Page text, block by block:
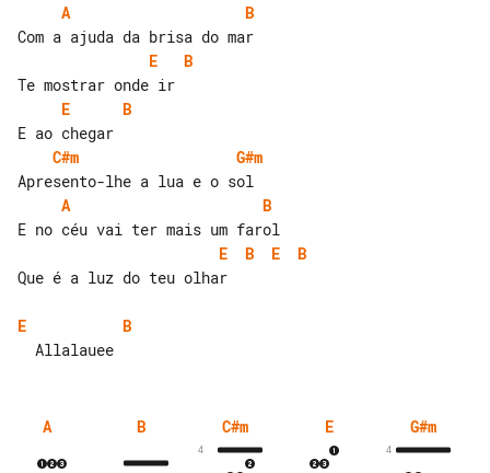
A
B
E
B
E
B
C#m
G#m
A
B
E
B E
B
Que é a luz do teu olhar
E
B
A B C#m
4
E G#m
4